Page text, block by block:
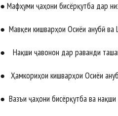
● Мафҳуми ҷаҳони бисёрқутба дар
● Мавқеи кишварҳои Осиёи Ҷанубӣ
● Нақши ҷавонон дар раванди
● Ҳамкориҳои кишварҳои Осиёи
● Вазъи ҷаҳони бисёрқутба ва